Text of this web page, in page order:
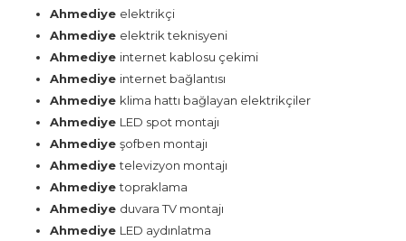
Ahmediye elektrikçi
Ahmediye elektrik teknisyeni
Ahmediye internet kablosu çekimi
Ahmediye internet bağlantısı
Ahmediye klima hattı bağlayan elektrikçiler
Ahmediye LED spot montajı
Ahmediye şofben montajı
Ahmediyetelevizyon montajı
Ahmediyetopraklama
Ahmediye duvara TV montajı
Ahmediye LED aydınlatma